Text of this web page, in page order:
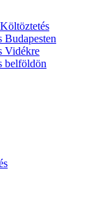
Budapesten
Vidékre
belföldön